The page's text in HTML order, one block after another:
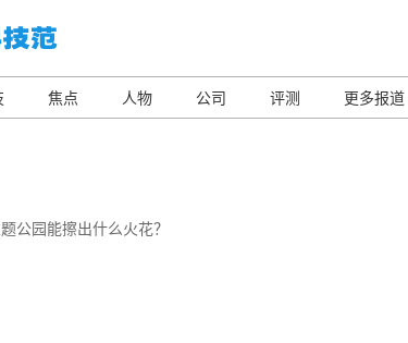
焦点 人物 公司 评测 更多报道